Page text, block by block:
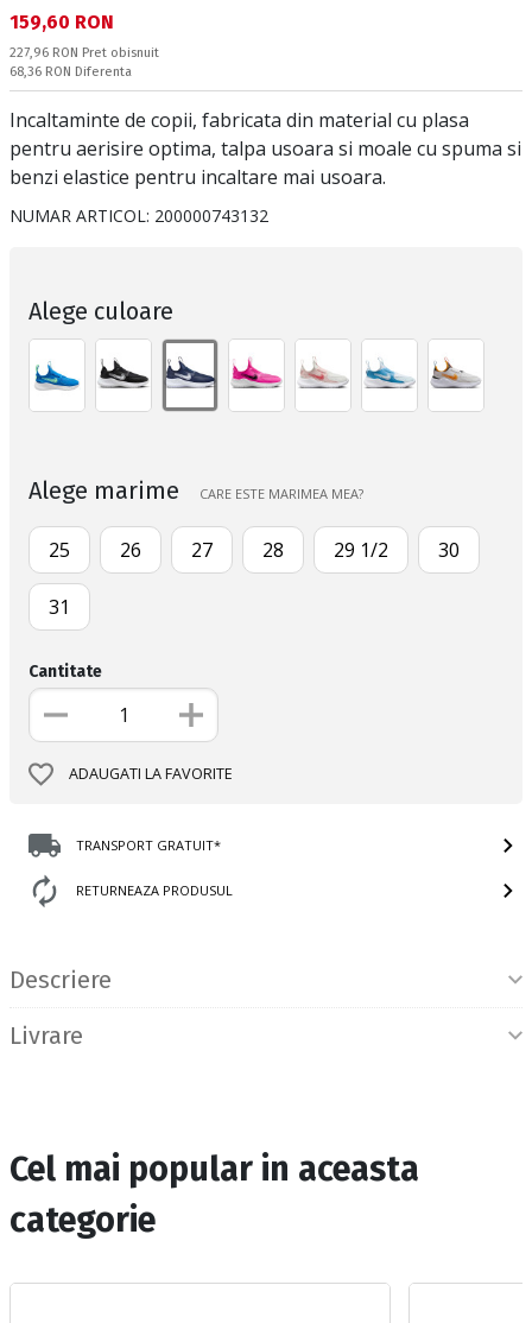
Текуща цена:
159,60 RON
Pret obisnuit:
227,96 RON Pret obisnuit
Спестявате:
68,36 RON Diferenta
Incaltaminte de copii, fabricata din material cu plasa
pentru aerisire optima, talpa usoara si moale cu spuma si
benzi elastice pentru incaltare mai usoara.
NUMAR ARTICOL: 200000743132
Alege culoare
Alege marime CARE ESTE MARIMEA MEA?
25 26 27 28 29 1/2 30
31
Cantitate
ADAUGATI LA FAVORITE
TRANSPORT GRATUIT*
RETURNEAZA PRODUSUL
Descriere
Livrare
Cel mai popular in aceasta
categorie